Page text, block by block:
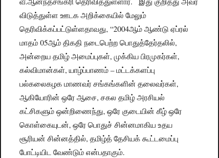
விடுத்துள்ள ஊடக அறிக்கையில் மேலும்
தெரிவிக்கப்பட்டுள்ளதாவது, “2004ஆம் ஆண்டு ஏப்ரல்
மாதம் 05ஆம் திகதி நடைபெற்ற பொதுத்தேர்தலில்,
அன்றைய தமிழ் அமைப்புகள், முக்கிய பிரமுகர்கள்,
கல்விமான்கள், யாழ்ப்பாணம் – மட்டக்களப்பு
பல்கலைகழக மாணவர் சங்கங்களின் தலைவர்கள்,
ஆகியோரின் ஒரே ஆசை, சகல தமிழ் அரசியல்
கட்சிகளும் ஒன்றிணைந்து, ஒரே குடையின் கீழ் ஒரே
கொள்கையுடன், ஒரே பொதுச் சின்னமாகிய உதய
சூரியன் சின்னத்தில், தமிழ்த் தேசியக் கூட்டமைப்பு
போட்டியிட வேண்டும் என்பதாகும்.